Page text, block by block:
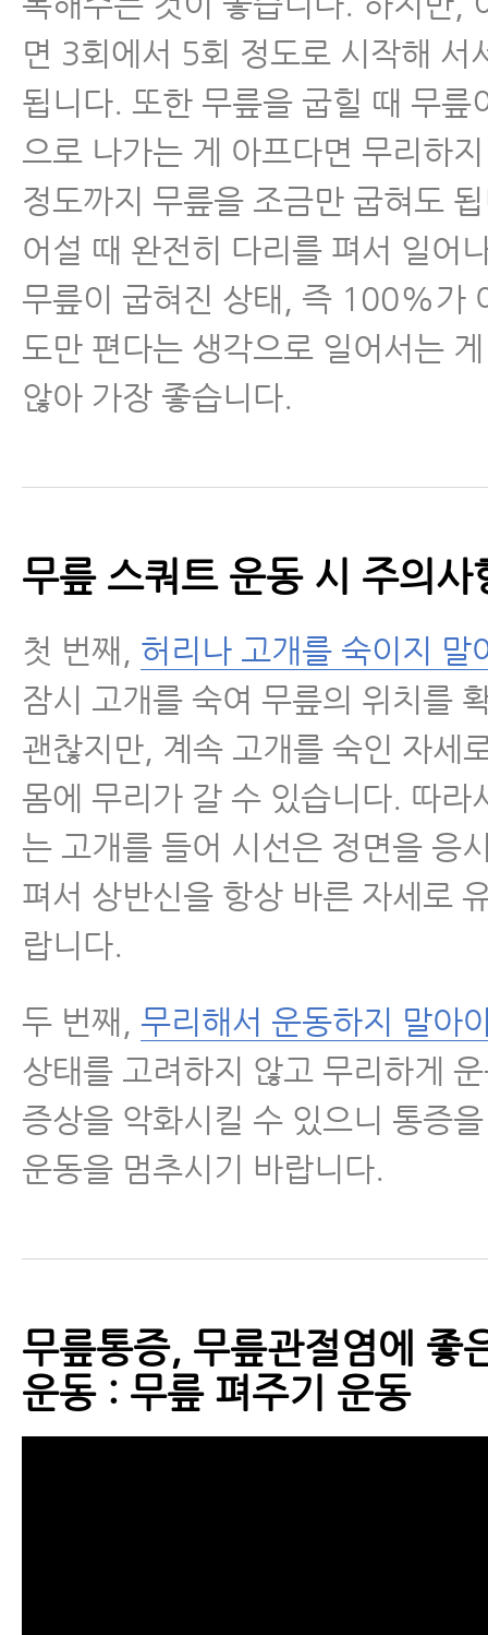
면 3회에서 5회 정도로 시작해 서
됩니다. 또한 무릎을 굽힐 때 무릎
으로 나가는 게 아프다면 무리하
정도까지 무릎을 조금만 굽혀도
어설 때 완전히 다리를 펴서 일어
무릎이 굽혀진 상태, 즉 100%가
도만 편다는 생각으로 일어서는
않아 가장 좋습니다.
무릎 스쿼트 운동 시 주의사
첫 번째, 허리나 고개를 숙이지 말
잠시 고개를 숙여 무릎의 위치를
괜찮지만, 계속 고개를 숙인 자세
몸에 무리가 갈 수 있습니다. 따라
는 고개를 들어 시선은 정면을 응
펴서 상반신을 항상 바른 자세로
랍니다.
두 번째, 무리해서 운동하지 말아
상태를 고려하지 않고 무리하게
증상을 악화시킬 수 있으니 통증
운동을 멈추시기 바랍니다.
무릎통증, 무릎관절염에 좋
운동 : 무릎 펴주기 운동